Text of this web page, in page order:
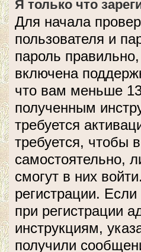
Я только что
Для начала
пользователя и
пароль
включена
что вам меньше
полученным
требуется
требуется, чтобы
самостоятельно,
смогут в них
регистрации.
при регистрации
инструкциям,
получили